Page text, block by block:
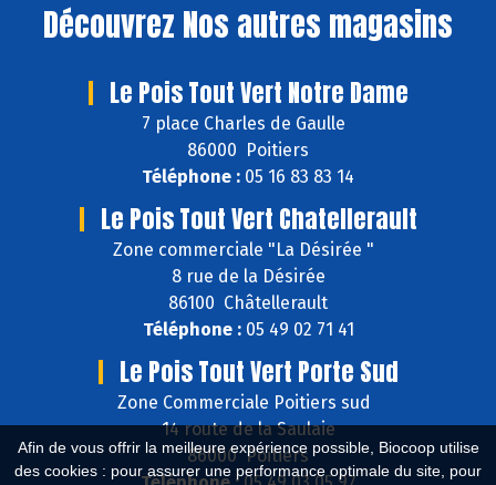
Afin de vous offrir la meilleure expérience possible, Biocoop utilise
des cookies : pour assurer une performance optimale du site, pour
Découvrez Nos autres magasins
Le Pois Tout Vert Notre Dame
7 place Charles de Gaulle
86000 Poitiers
Téléphone : 05 16 83 83 14
Le Pois Tout Vert Chatellerault
Zone commerciale "La Désirée "
8 rue de la Désirée
86100 Châtellerault
Téléphone :05 49 02 71 41
Le Pois Tout Vert Porte Sud
Zone Commerciale Poitiers sud
14 route de la Saulaie
86000 Poitiers